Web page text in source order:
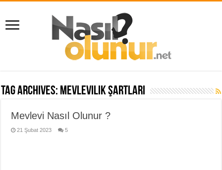
Tag Archives: mevlevilik şartları
Mevlevi Nasıl Olunur ?
21 Şubat 2023 5